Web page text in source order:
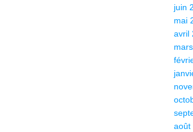
juin
mai
avril
août